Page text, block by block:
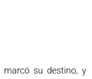
marcó su destino, y